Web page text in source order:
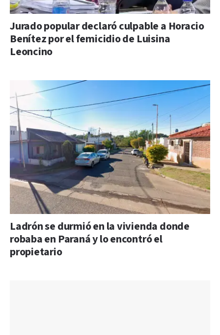
Jurado popular declaró culpable a Horacio
Benítez por el femicidio de Luisina
Leoncino
Ladrón se durmió en la vivienda donde
robaba en Paraná y lo encontró el
propietario